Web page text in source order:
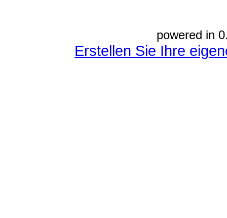
powered in
Erstellen Sie Ihre